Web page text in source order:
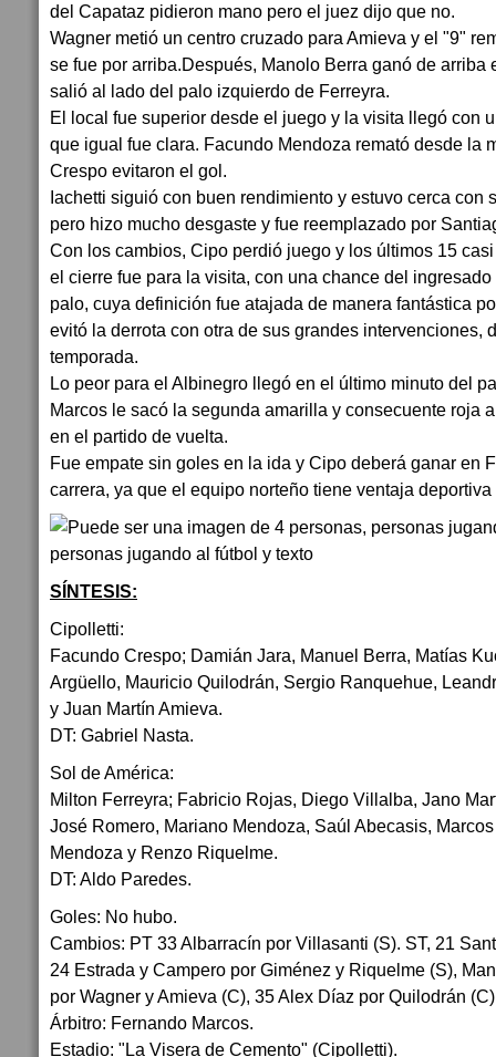
del Capataz pidieron mano pero el juez dijo que no.
Wagner metió un centro cruzado para Amieva y el "9"
se fue por arriba.Después, Manolo Berra ganó de arriba
salió al lado del palo izquierdo de Ferreyra.
El local fue superior desde el juego y la visita llegó con
que igual fue clara. Facundo Mendoza remató desde la
Crespo evitaron el gol.
Iachetti siguió con buen rendimiento y estuvo cerca con
pero hizo mucho desgaste y fue reemplazado por
Con los cambios, Cipo perdió juego y los últimos 15
el cierre fue para la visita, con una chance del
palo, cuya definición fue atajada de manera fantástica
evitó la derrota con otra de sus grandes intervenciones,
temporada.
Lo peor para el Albinegro llegó en el último minuto del
Marcos le sacó la segunda amarilla y consecuente roja
en el partido de vuelta.
Fue empate sin goles en la ida y Cipo deberá ganar en
carrera, ya que el equipo norteño tiene ventaja
SÍNTESIS:
Cipolletti:
Facundo Crespo; Damián Jara, Manuel Berra, Matías
Argüello, Mauricio Quilodrán, Sergio Ranquehue,
y Juan Martín Amieva.
DT: Gabriel Nasta.
Sol de América:
Milton Ferreyra; Fabricio Rojas, Diego Villalba, Jano
José Romero, Mariano Mendoza, Saúl Abecasis,
Mendoza y Renzo Riquelme.
DT: Aldo Paredes.
Goles: No hubo.
Cambios: PT 33 Albarracín por Villasanti (S). ST, 21
24 Estrada y Campero por Giménez y Riquelme (S),
por Wagner y Amieva (C), 35 Alex Díaz por Quilodrán
Árbitro: Fernando Marcos.
Estadio: "La Visera de Cemento" (Cipolletti).